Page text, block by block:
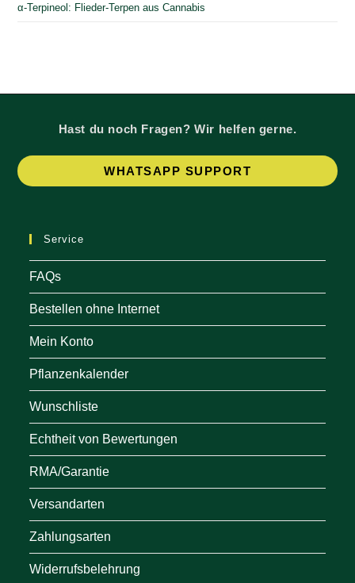
α-Terpineol: Flieder-Terpen aus Cannabis
Hast du noch Fragen? Wir helfen gerne.
WHATSAPP SUPPORT
Service
FAQs
Bestellen ohne Internet
Mein Konto
Pflanzenkalender
Wunschliste
Echtheit von Bewertungen
RMA/Garantie
Versandarten
Zahlungsarten
Widerrufsbelehrung